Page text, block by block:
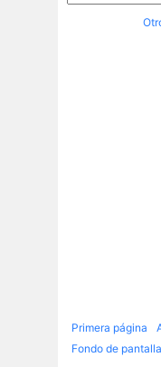
Primera página
Fondo de